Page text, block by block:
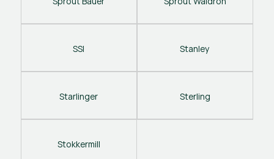
SSI Stanley
Starlinger Sterling
Stokkermill